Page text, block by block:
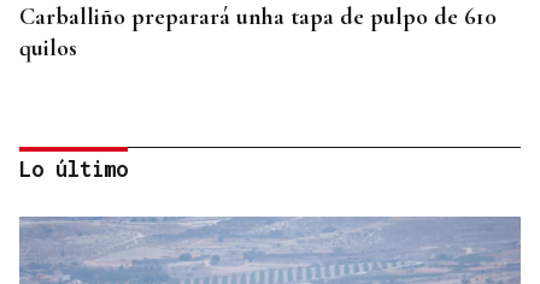
Carballiño preparará unha tapa de pulpo de 610
quilos
Lo último